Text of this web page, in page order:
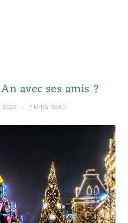
avec ses amis ?
2022 7 MINS READ